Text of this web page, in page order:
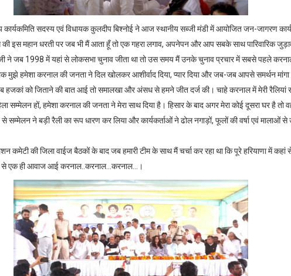
कार्यकमिति सदस्य एवं विधायक कुलदीप बिश्नोई ने आज स्थानीय सब्जी मंडी में आयोजित जन-जागरण
इस महान धरती पर जब भी मैं आता हूँ तो एक गहरा लगाव, अपनेपन और आप सबके साथ पारिवारिक
ने जब 1998 में यहां से लोकसभा चुनाव जीता था तो उस समय मैं उनके चुनाव प्रचार में सबसे पहले
मुझे हमेशा करनाल की जनता ने दिल खोलकर आशीर्वाद दिया, प्यार दिया और जब-जब आपसे समर्थन मांगा
हजकां को जिताने की बात आई तो समालखा और अंसध से हमने जीत दर्ज की। चाहे करनाल में मेरी रैलियां
सम्मेलन हों, हमेशा करनाल की जनता ने मेरा साथ दिया है। हिसार के बाद अगर मेरा कोई दूसरा घर है तो
से सम्मेलन ने बड़ी रैली का रूप धारण कर लिया और कार्यकर्ताओं ने ढोल नगाड़ों, फूलों की वर्षा एवं मालाओं
कमेटी की जिला वाईज बैठकों के बाद जब हमारी टीम के साथ मैं चर्चा कर रहा था कि पूरे हरियाणा में कहां
एक ही आवाज आई करनाल..करनाल...करनाल...।